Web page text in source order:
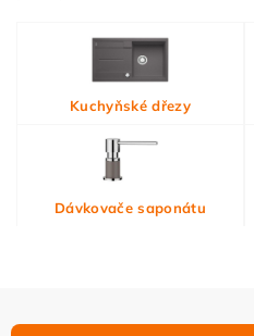
Vložením hodnocení souhlasíte s
osobních údajů
Kuchyňské dřezy
Dávkovače saponátu